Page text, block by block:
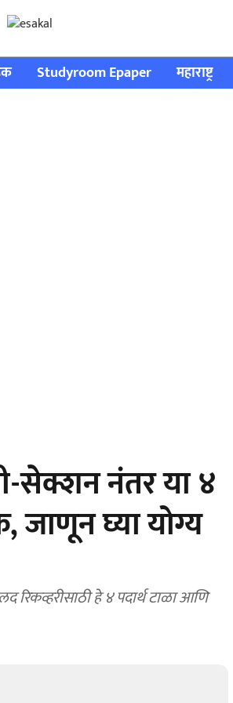
Studyroom Epaper महाराष्ट्र
सेक्शन नंतर या ४
जाणून घ्या योग्य
हे ४ पदार्थ टाळा आणि